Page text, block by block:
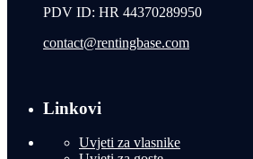
PDV ID: HR 44370289950
contact@rentingbase.com
Linkovi
Uvjeti za vlasnike